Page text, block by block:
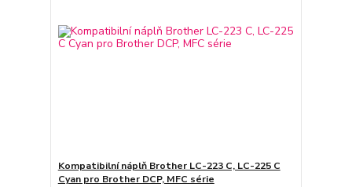
Kompatibilní náplň Brother LC-223 C, LC-225 C
Cyan pro Brother DCP, MFC série